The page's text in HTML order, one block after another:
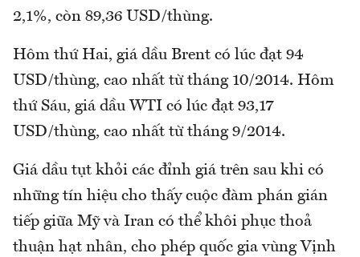
2,1%, còn 89,36 USD/thùng.
Hôm thứ Hai, giá dầu Brent có lúc đạt 94
USD/thùng, cao nhất từ tháng 10/2014. Hôm
thứ Sáu, giá dầu WTI có lúc đạt 93,17
USD/thùng, cao nhất từ tháng 9/2014.
Giá dầu tụt khỏi các đỉnh giá trên sau khi có
những tín hiệu cho thấy cuộc đàm phán gián
tiếp giữa Mỹ và Iran có thể khôi phục thoả
thuận hạt nhân, cho phép quốc gia vùng Vịnh